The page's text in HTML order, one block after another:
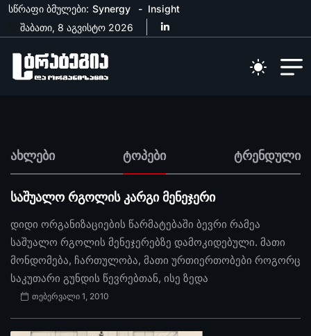
სწრაფი ბმულები: Synergy
Insight
შაბათი, 8 აგვისტო 2026
ახლები ტოპები ტრენდული
საშუალო რგოლის კარგი მენეჯერი
დიდი ორგანიზაციების წარმატებაში ბევრი რამეა
საშუალო რგოლის მენეჯერებზე დამოკიდებული. მათი
მონდომება, ჩართულობა, მათი ურთიერთობები როგორც
საკუთარი გუნდის წევრებთან, ისე ზედა
თებერვალი 1, 2010